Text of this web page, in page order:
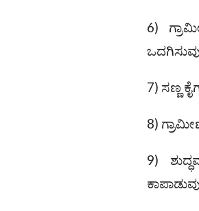
6)
7) ಸಣ್ಣ
8)
9)